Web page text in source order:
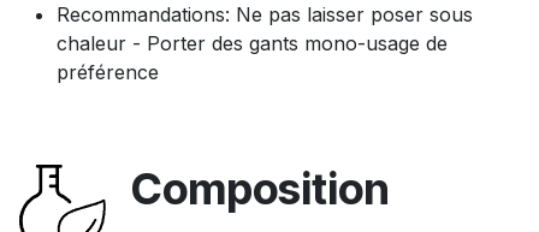
Recommandations: Ne pas laisser poser sous
chaleur - Porter des gants mono-usage de
préférence
Composition